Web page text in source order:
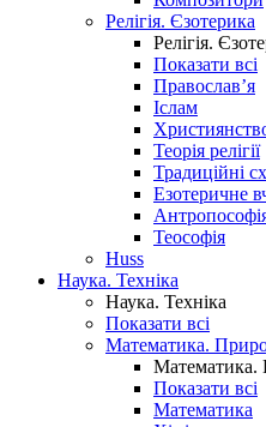
Релігія. Єзотерика
Релігія.
Показати всі
Православ’я
Іслам
Теорія релігії
Традиційні
Езотеричне
Теософія
Huss
Наука. Техніка
Наука. Техніка
Показати всі
Математика.
Математика.
Показати всі
Математика